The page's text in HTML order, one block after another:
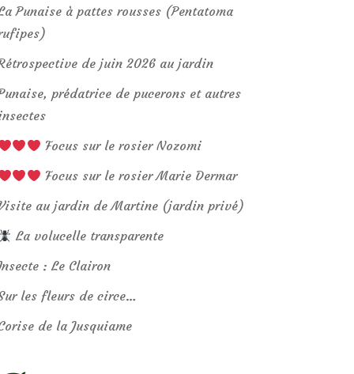
Punaise à pattes rousses (Pentatoma
de juin 2026 au jardin
prédatrice de pucerons et autres
Focus sur le rosier Nozomi
Focus sur le rosier Marie Dermar
au jardin de Martine (jardin privé)
La volucelle transparente
: Le Clairon
les fleurs de circe…
de la Jusquiame